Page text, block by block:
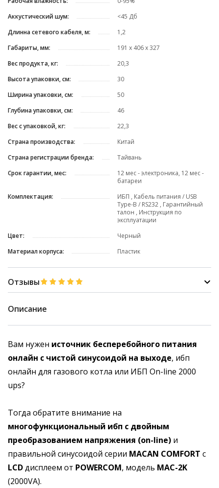
Аккустический шум:
<45 Дб
Длинна сетевого кабеля, м:
1,2
Габариты, мм:
191 x 406 x 327
Вес продукта, кг:
20,3
Высота упаковки, см:
30
Ширина упаковки, см:
50
Глубина упаковки, см:
46
Вес с упаковкой, кг:
22,3
Страна производства:
Китай
Страна регистрации бренда:
Тайвань
Срок гарантии, мес:
12 мес - электроника, 12 мес -
батареи
Комплектация:
ИБП , Кабель питания / USB
Type-B / RS232 , Гарантийный
талон , Инструкция по
эксплуатации
Цвет:
Черный
Материал корпуса:
Пластик
Отзывы
Описание
Вам нужен источник бесперебойного питания
онлайн с чистой синусоидой на выходе, ибп
онлайн для газового котла или ИБП On-line 2000
ups?
Тогда обратите внимание на
многофункциональный ибп с двойным
преобразованием напряжения (on-line) и
правильной синусоидой серии MACAN COMFORT с
LCDдисплеем от POWERCOM, модель MAC-2K
(2000VA).